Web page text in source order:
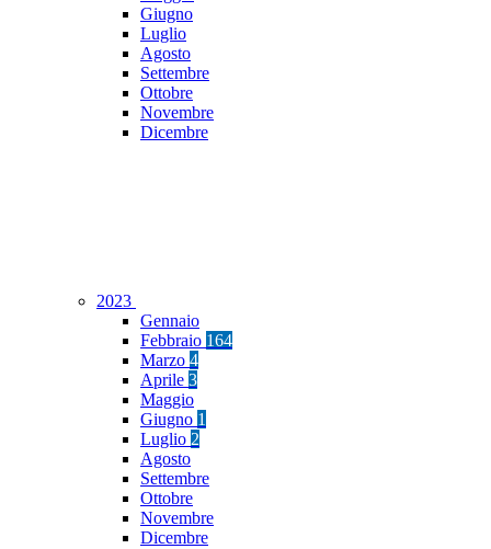
Giugno
Luglio
Agosto
Settembre
Ottobre
Novembre
Dicembre
2023
Gennaio
Febbraio 164
Marzo 4
Aprile 3
Maggio
Giugno 1
Luglio 2
Agosto
Settembre
Ottobre
Novembre
Dicembre